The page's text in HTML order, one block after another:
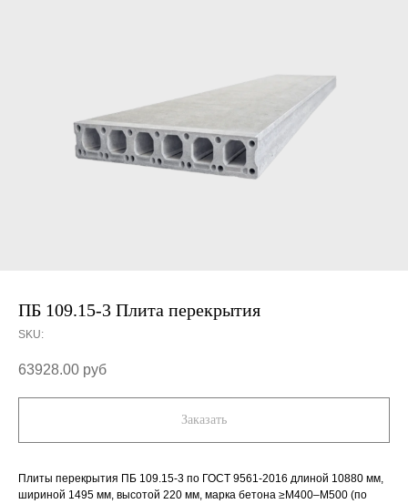
ПБ 109.15-3 Плита перекрытия
SKU:
63928.00 руб
Заказать
Плиты перекрытия ПБ 109.15-3 по ГОСТ 9561-2016 длиной 10880 мм,
шириной 1495 мм, высотой 220 мм, марка бетона ≥М400–М500 (по